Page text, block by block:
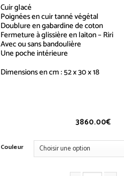
Cuir glacé
Poignées en cuir tanné végétal
Doublure en gabardine de coton
Fermeture à glissière en laiton – Riri
Avec ou sans bandoulière
Une poche intérieure
Dimensions en cm : 52 x 30 x 18
3860.00€
Couleur